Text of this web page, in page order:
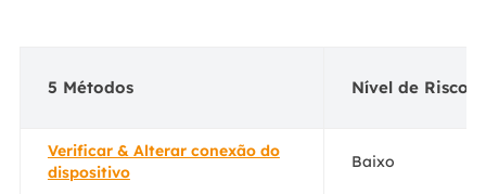
5 Métodos Nível de Risco
Verificar & Alterar conexão do
dispositivo
Baixo